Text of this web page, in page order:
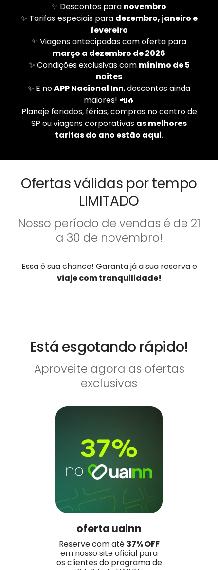
✨ Descontos para novembro
✨ Tarifas especiais para dezembro, janeiro e
fevereiro
✨ Viagens antecipadas com oferta para
março a dezembro de 2026
✨ Condições exclusivas com mínimo de 5
noites
✨ E noAPP Nacional Inn, descontos ainda
maiores! 📲🔥
Planeje feriados, férias, compras no centro de
SP ou viagens corporativas as melhores
tarifas do ano estão aqui.
Ofertas válidas por tempo
LIMITADO
Nosso período de vendas é de 21
a 30 de novembro!
Essa é sua chance! Garanta já a sua reserva e
viaje com tranquilidade!
Está esgotando rápido!
Aproveite agora as ofertas
exclusivas
oferta uainn
Reserve com até 37% OFF
em nosso site oficial para
os clientes do programa de